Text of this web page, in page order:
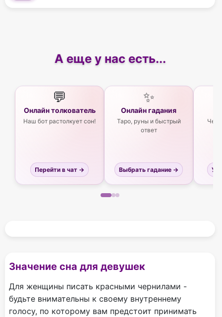
А еще у нас есть...
💬
Онлайн толкователь
Наш бот растолкует сон!
Перейти в чат →
✨
Онлайн гадания
Таро, руны и быстрый
ответ
Выбрать гадание →
Значение сна для девушек
Для женщины писать красными чернилами -
будьте внимательны к своему внутреннему
голосу, по которому вам предстоит принимать